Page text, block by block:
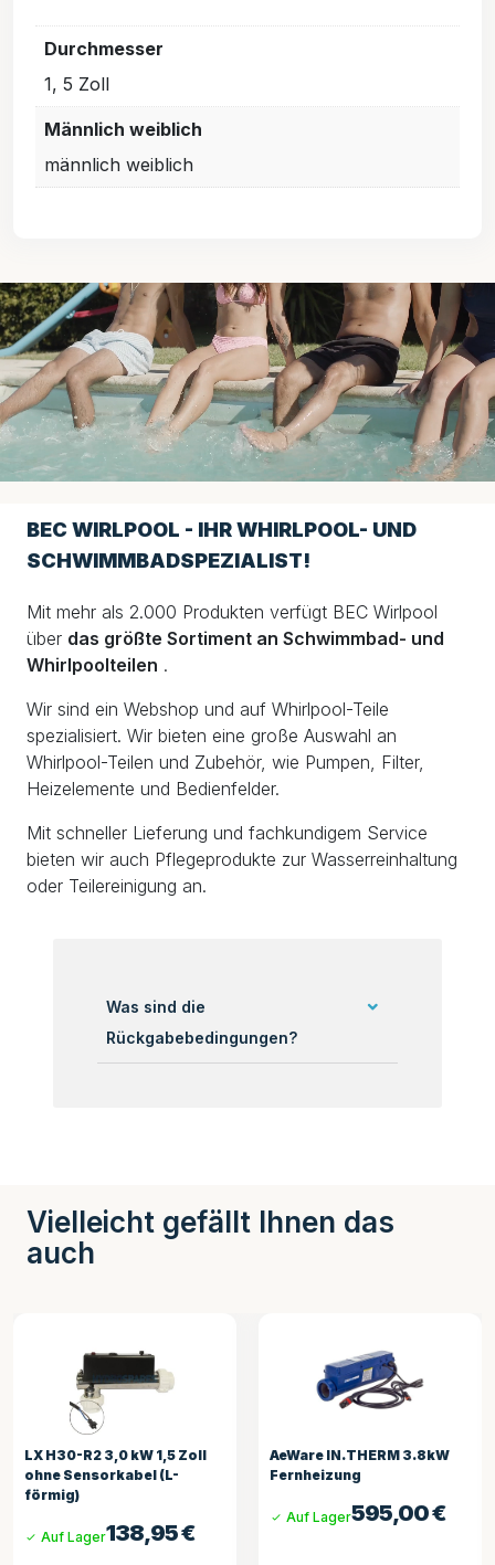
Durchmesser
1, 5 Zoll
Männlich weiblich
männlich weiblich
BEC WIRLPOOL - IHR WHIRLPOOL- UND
SCHWIMMBADSPEZIALIST!
Mit mehr als 2.000 Produkten verfügt BEC Wirlpool
über das größte Sortiment an Schwimmbad- und
Whirlpoolteilen .
Wir sind ein Webshop und auf Whirlpool-Teile
spezialisiert. Wir bieten eine große Auswahl an
Whirlpool-Teilen und Zubehör, wie Pumpen, Filter,
Heizelemente und Bedienfelder.
Mit schneller Lieferung und fachkundigem Service
bieten wir auch Pflegeprodukte zur Wasserreinhaltung
oder Teilereinigung an.
Was sind die
Rückgabebedingungen?
Vielleicht gefällt Ihnen das
auch
LX H30-R2 3,0 kW 1,5 Zoll
ohne Sensorkabel (L-
förmig)
138,95€
Auf Lager
AeWare IN.THERM 3.8kW
Fernheizung
595,00€
Auf Lager